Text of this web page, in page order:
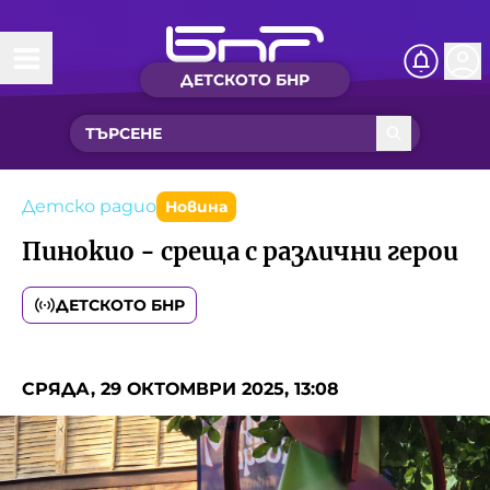
ДЕТСКОТО БНР
Начало
Какво ново?
Рубрики с вълшебства
Детско радио
Чуйте
Приказки
Песнички
Искри
Интересен архив
Нашите гости
Детско радио Новина
Пинокио - среща с различни герои
ДЕТСКОТО БНР
СРЯДА, 29 ОКТОМВРИ 2025, 13:08